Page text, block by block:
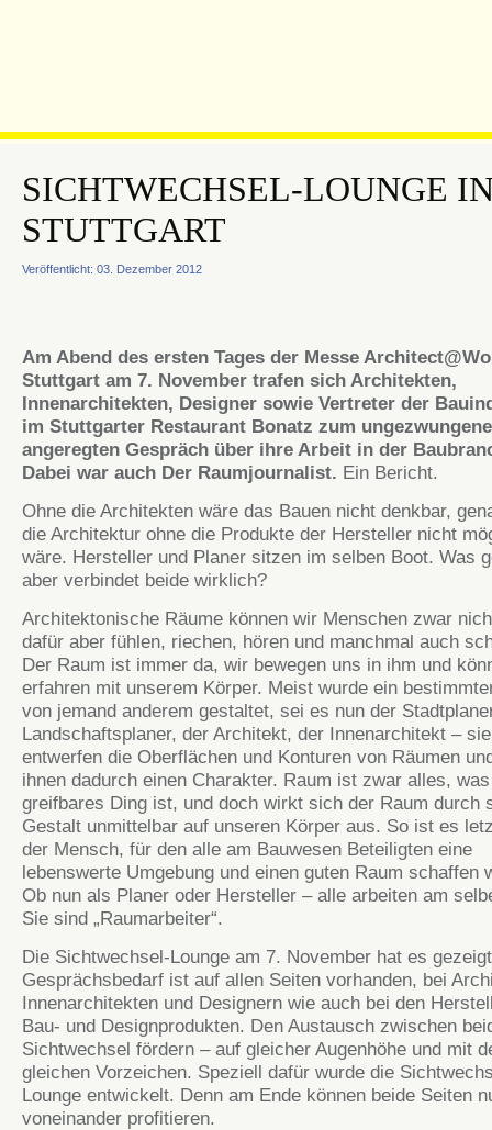
SICHTWECHSEL-LOUNGE
STUTTGART
Veröffentlicht: 03. Dezember 2012
Am Abend des ersten Tages der Messe
Stuttgart am 7. November trafen sich Architekten,
Innenarchitekten, Designer sowie Vertreter der
im Stuttgarter Restaurant Bonatz zum
angeregten Gespräch über ihre Arbeit in der
Dabei war auch Der Raumjournalist. Ein Bericht.
Ohne die Architekten wäre das Bauen nicht denkbar,
die Architektur ohne die Produkte der Hersteller nicht
wäre. Hersteller und Planer sitzen im selben Boot. Was
aber verbindet beide wirklich?
Architektonische Räume können wir Menschen zwar
dafür aber fühlen, riechen, hören und manchmal auch
Der Raum ist immer da, wir bewegen uns in ihm und
erfahren mit unserem Körper. Meist wurde ein
von jemand anderem gestaltet, sei es nun der
Landschaftsplaner, der Architekt, der Innenarchitekt –
entwerfen die Oberflächen und Konturen von Räumen
ihnen dadurch einen Charakter. Raum ist zwar alles,
greifbares Ding ist, und doch wirkt sich der Raum durch
Gestalt unmittelbar auf unseren Körper aus. So ist es
der Mensch, für den alle am Bauwesen Beteiligten eine
lebenswerte Umgebung und einen guten Raum schaffen
Ob nun als Planer oder Hersteller – alle arbeiten am
Sie sind „Raumarbeiter“.
Die Sichtwechsel-Lounge am 7. November hat es
Gesprächsbedarf ist auf allen Seiten vorhanden, bei
Innenarchitekten und Designern wie auch bei den
Bau- und Designprodukten. Den Austausch zwischen
Sichtwechsel fördern – auf gleicher Augenhöhe und mit
gleichen Vorzeichen. Speziell dafür wurde die
Lounge entwickelt. Denn am Ende können beide Seiten
voneinander profitieren.